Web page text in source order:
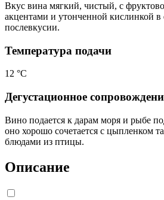
Вкус вина мягкий, чистый, с
акцентами и утонченной кислинкой в
послевкусии.
Температура подачи
12 °С
Дегустационное
Вино подается к дарам моря и рыбе
оно хорошо сочетается с цыпленком
блюдами из птицы.
Описание